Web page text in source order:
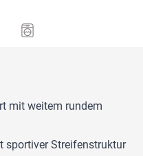
mit weitem rundem
sportiver Streifenstruktur